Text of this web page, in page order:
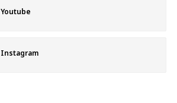
Youtube
Instagram